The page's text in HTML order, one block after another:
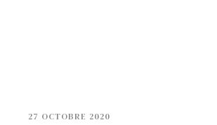
27 OCTOBRE 2020